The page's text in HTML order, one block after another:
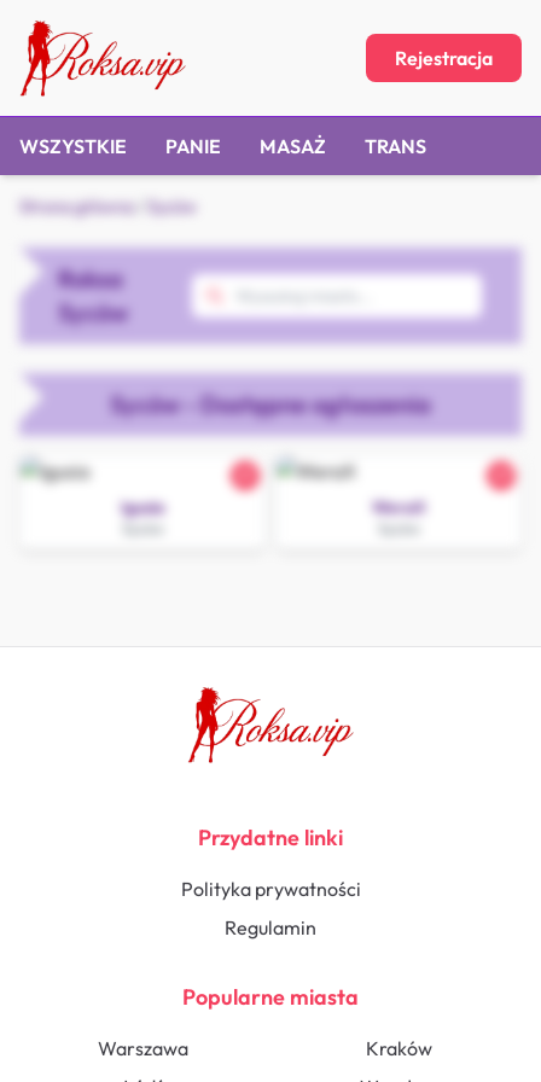
Rejestracja
WSZYSTKIE PANIE MASAŻ TRANS
Strona główna Syców
Roksa
Syców
Syców - Dostępne ogłoszenia
Igusia WeraX
Przydatne linki
Polityka prywatności
Regulamin
Popularne miasta
Warszawa
Kraków